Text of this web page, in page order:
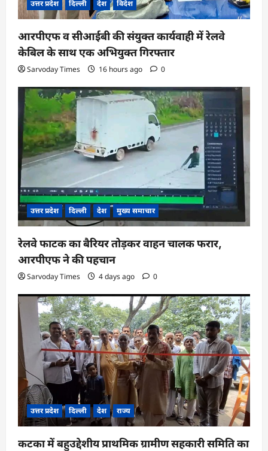
उत्तर प्रदेश दिल्ली देश विदेश
आरपीएफ व सीआईबी की संयुक्त कार्यवाही में रेलवे
केबिल के साथ एक अभियुक्त गिरफ्तार
Sarvoday Times 16 hours ago 0
उत्तर प्रदेश दिल्ली देश मुख्य समाचार
रेलवे फाटक का बैरियर तोड़कर वाहन चालक फरार,
आरपीएफ ने की पहचान
Sarvoday Times 4 days ago 0
उत्तर प्रदेश दिल्ली देश राज्य
कटका में बहुउद्देशीय प्राथमिक ग्रामीण सहकारी समिति का